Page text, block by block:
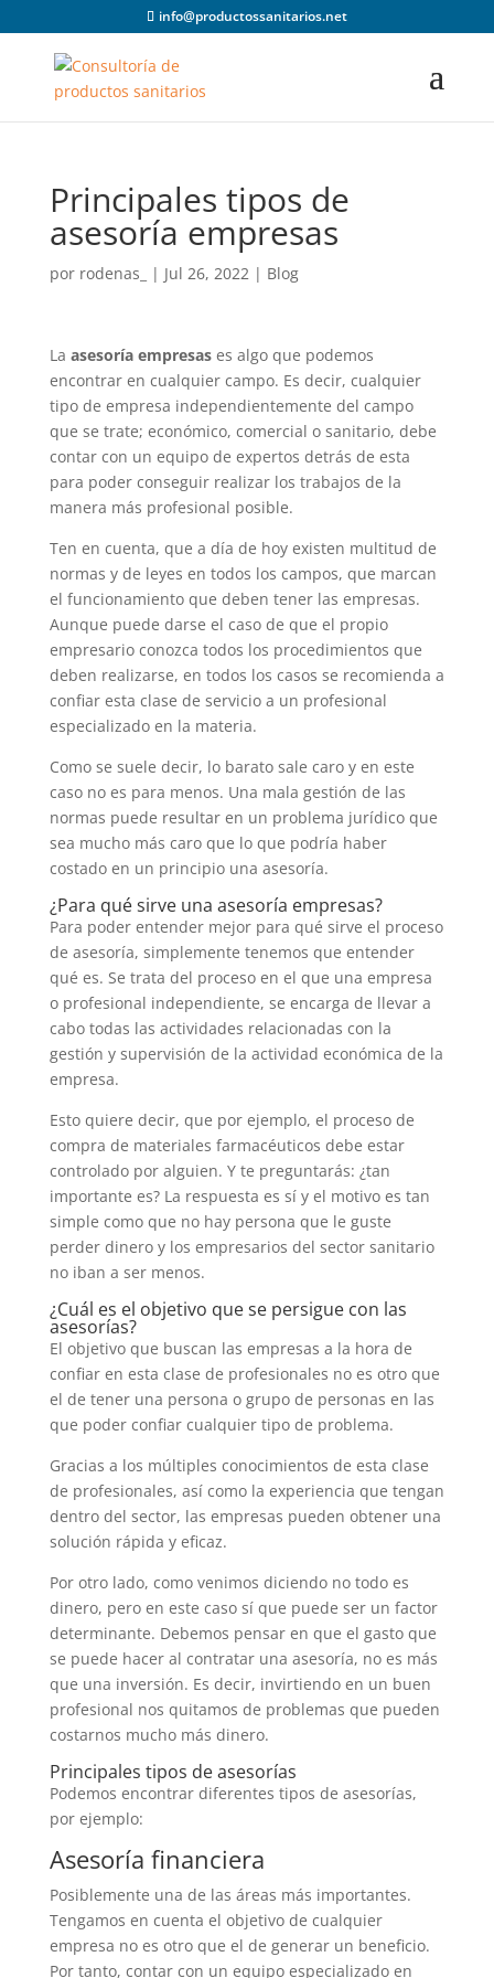
info@productossanitarios.net
Principales tipos de
asesoría empresas
por rodenas_ | Jul 26, 2022| Blog
La asesoría empresases algo que podemos
encontrar en cualquier campo. Es decir, cualquier
tipo de empresa independientemente del campo
que se trate; económico, comercial o sanitario, debe
contar con un equipo de expertos detrás de esta
para poder conseguir realizar los trabajos de la
manera más profesional posible.
Ten en cuenta, que a día de hoy existen multitud de
normas y de leyes en todos los campos, que marcan
el funcionamiento que deben tener las empresas.
Aunque puede darse el caso de que el propio
empresario conozca todos los procedimientos que
deben realizarse, en todos los casos se recomienda a
confiar esta clase de servicio a un profesional
especializado en la materia.
Como se suele decir, lo barato sale caro y en este
caso no es para menos. Una mala gestión de las
normas puede resultar en un problema jurídico que
sea mucho más caro que lo que podría haber
costado en un principio una asesoría.
¿Para qué sirve una asesoría empresas?
Para poder entender mejor para qué sirve el proceso
de asesoría, simplemente tenemos que entender
qué es. Se trata del proceso en el que una empresa
o profesional independiente, se encarga de llevar a
cabo todas las actividades relacionadas con la
gestión y supervisión de la actividad económica de la
empresa.
Esto quiere decir, que por ejemplo, el proceso de
compra de materiales farmacéuticos debe estar
controlado por alguien. Y te preguntarás: ¿tan
importante es? La respuesta es sí y el motivo es tan
simple como que no hay persona que le guste
perder dinero y los empresarios del sector sanitario
no iban a ser menos.
¿Cuál es el objetivo que se persigue con las
asesorías?
El objetivo que buscan las empresas a la hora de
confiar en esta clase de profesionales no es otro que
el de tener una persona o grupo de personas en las
que poder confiar cualquier tipo de problema.
Gracias a los múltiples conocimientos de esta clase
de profesionales, así como la experiencia que tengan
dentro del sector, las empresas pueden obtener una
solución rápida y eficaz.
Por otro lado, como venimos diciendo no todo es
dinero, pero en este caso sí que puede ser un factor
determinante. Debemos pensar en que el gasto que
se puede hacer al contratar una asesoría, no es más
que una inversión. Es decir, invirtiendo en un buen
profesional nos quitamos de problemas que pueden
costarnos mucho más dinero.
Principales tipos de asesorías
Podemos encontrar diferentes tipos de asesorías,
por ejemplo:
Asesoría financiera
Posiblemente una de las áreas más importantes.
Tengamos en cuenta el objetivo de cualquier
empresa no es otro que el de generar un beneficio.
Por tanto, contar con un equipo especializado en